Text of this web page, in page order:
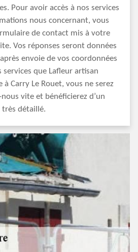
Pour avoir accès à nos services
nous concernant, vous
de contact mis à votre
Vos réponses seront données
envoie de vos coordonnées
services que Lafleur artisan
Carry Le Rouet, vous ne serez
vite et bénéficierez d’un
détaillé.